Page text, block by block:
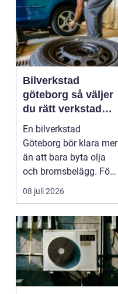
Bilverkstad
göteborg så väljer
du rätt verkstad
för din bil
En bilverkstad
Göteborg bör klara mer
än att bara byta olja
och bromsbelägg. För
många bilägare i oc...
08 juli 2026